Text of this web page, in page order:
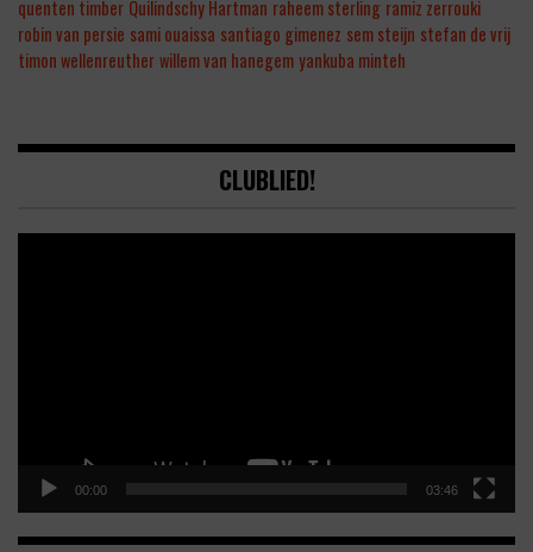
quenten timber Quilindschy Hartman raheem sterling ramiz zerrouki
robin van persie sami ouaissa santiago gimenez sem steijn stefan de vrij
timon wellenreutherwillem van hanegemyankuba minteh
CLUBLIED!
00:00 03:46